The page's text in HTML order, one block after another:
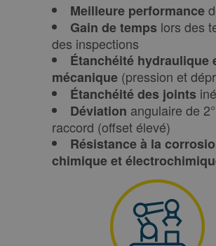
Meilleure performance
Gain de temps lors des
des inspections
Étanchéité hydraulique
mécanique (pression et
Étanchéité des joints
Déviation angulaire de
raccord (offset élevé)
Résistance à la
chimique et